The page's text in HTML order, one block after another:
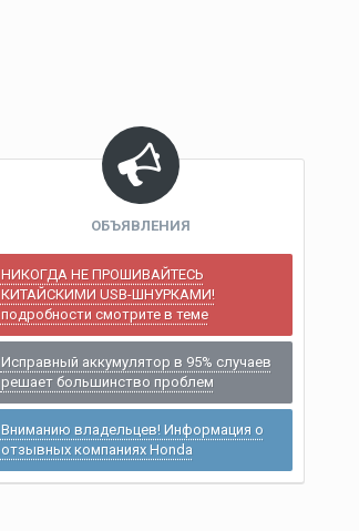
ОБЪЯВЛЕНИЯ
НИКОГДА НЕ ПРОШИВАЙТЕСЬ
КИТАЙСКИМИ USB-ШНУРКАМИ!
подробности смотрите в теме
Исправный аккумулятор в 95% случаев
решает большинство проблем
Вниманию владельцев! Информация о
отзывных компаниях Honda